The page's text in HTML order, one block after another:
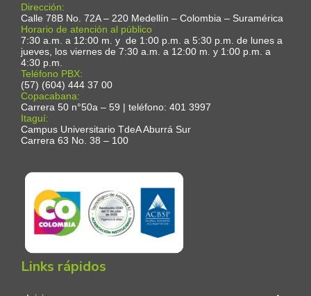
Dirección:
Calle 78B No. 72A – 220 Medellín – Colombia – Suramérica
Horario de atención al público
7:30 a.m. a 12:00 m. y de 1:00 p.m. a 5:30 p.m. de lunes a
jueves, los viernes de 7:30 a.m. a 12:00 m. y 1:00 p.m. a
4:30 p.m.
Teléfono PBX:
(57) (604) 444 37 00
Copacabana:
Carrera 50 n°50a – 59 | teléfono: 401 3997
Itaguí:
Campus Universitario TdeA Aburrá Sur
Carrera 63 No. 38 – 100
Links rápidos